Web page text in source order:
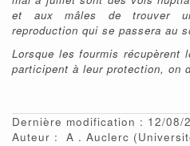
et aux mâles de trouver
reproduction qui se passera au
Lorsque les fourmis récupèrent
participent à leur protection, on
Dernière modification : 12/08/
Auteur :
A Auclerc